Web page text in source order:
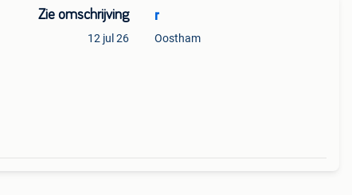
Zie omschrijving
12 jul 26
r
Oostham